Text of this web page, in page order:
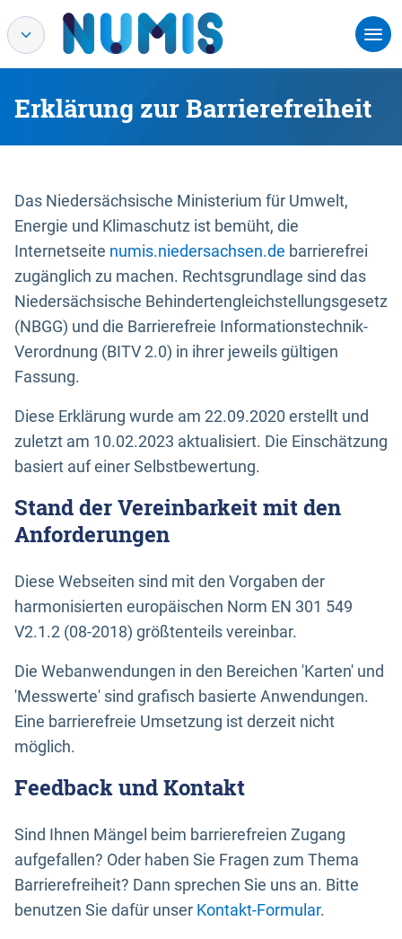
Erklärung zur Barrierefreiheit
Das Niedersächsische Ministerium für Umwelt,
Energie und Klimaschutz ist bemüht, die
Internetseite numis.niedersachsen.de barrierefrei
zugänglich zu machen. Rechtsgrundlage sind das
Niedersächsische Behindertengleichstellungsgesetz
(NBGG) und die Barrierefreie Informationstechnik-
Verordnung (BITV 2.0) in ihrer jeweils gültigen
Fassung.
Diese Erklärung wurde am 22.09.2020 erstellt und
zuletzt am 10.02.2023 aktualisiert. Die Einschätzung
basiert auf einer Selbstbewertung.
Stand der Vereinbarkeit mit den
Anforderungen
Diese Webseiten sind mit den Vorgaben der
harmonisierten europäischen Norm EN 301 549
V2.1.2 (08-2018) größtenteils vereinbar.
Die Webanwendungen in den Bereichen 'Karten' und
'Messwerte' sind grafisch basierte Anwendungen.
Eine barrierefreie Umsetzung ist derzeit nicht
möglich.
Feedback und Kontakt
Sind Ihnen Mängel beim barrierefreien Zugang
aufgefallen? Oder haben Sie Fragen zum Thema
Barrierefreiheit? Dann sprechen Sie uns an. Bitte
benutzen Sie dafür unser Kontakt-Formular.